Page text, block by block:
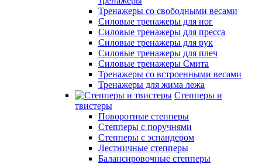
Тренажеры со свободными весами
Силовые тренажеры для ног
Силовые тренажеры для пресса
Силовые тренажеры для рук
Силовые тренажеры для плеч
Силовые тренажеры Смита
Тренажеры со встроенными весами
Тренажеры для жима лежа
Степперы и
твистеры
Поворотные степперы
Степперы с поручнями
Степперы с эспандером
Лестничные степперы
Балансировочные степперы